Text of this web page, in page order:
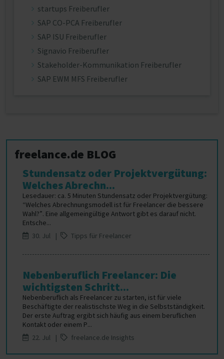
startups Freiberufler
SAP CO-PCA Freiberufler
SAP ISU Freiberufler
Signavio Freiberufler
Stakeholder-Kommunikation Freiberufler
SAP EWM MFS Freiberufler
freelance.de BLOG
Stundensatz oder Projektvergütung:
Welches Abrechn...
Lesedauer: ca. 5 Minuten Stundensatz oder Projektvergütung:
“Welches Abrechnungsmodell ist für Freelancer die bessere
Wahl?”. Eine allgemeingültige Antwort gibt es darauf nicht.
Entsche...
30. Jul |
Tipps für Freelancer
Nebenberuflich Freelancer: Die
wichtigsten Schritt...
Nebenberuflich als Freelancer zu starten, ist für viele
Beschäftigte der realistischste Weg in die Selbstständigkeit.
Der erste Auftrag ergibt sich häufig aus einem beruflichen
Kontakt oder einem P...
22. Jul |
freelance.de Insights